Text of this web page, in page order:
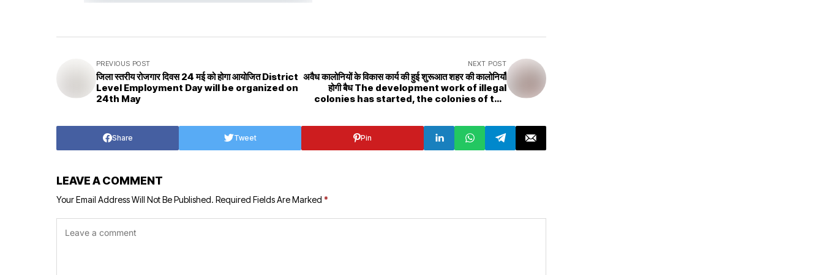
PREVIOUS POST
जिला स्तरीय रोजगार दिवस 24 मई को होगा आयोजित District
Level Employment Day will be organized on
24th May
NEXT POST
अवैध कालोनियों के विकास कार्य की हुई शुरूआत शहर की कालोनियाँ
होगी बैध The development work of illegal
colonies has started, the colonies of the
Share Tweet Pin
LEAVE A COMMENT
Your Email Address Will Not Be Published. Required Fields Are Marked *